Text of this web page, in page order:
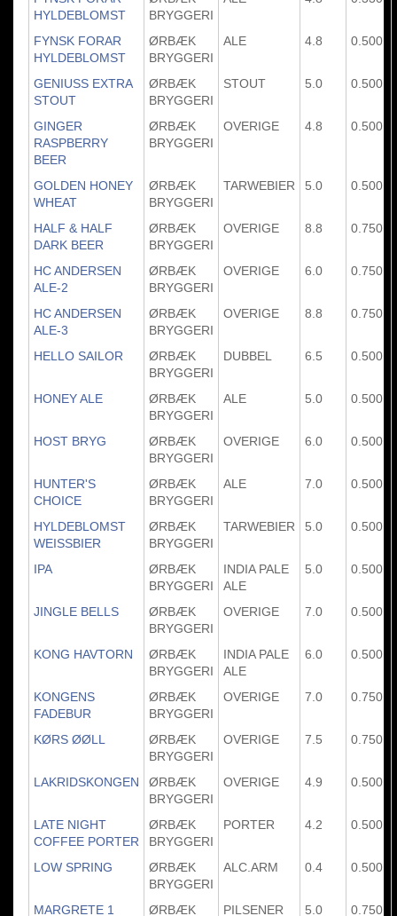
HYLDEBLOMST
BRYGGERI
FYNSK FORAR
HYLDEBLOMST
ØRBÆK
BRYGGERI
ALE 4.8 0.500
GENIUSS EXTRA
STOUT
ØRBÆK
BRYGGERI
STOUT 5.0 0.500
GINGER
RASPBERRY
BEER
ØRBÆK
BRYGGERI
OVERIGE 4.8 0.500
GOLDEN HONEY
WHEAT
ØRBÆK
BRYGGERI
TARWEBIER 5.0 0.500
HALF & HALF
DARK BEER
ØRBÆK
BRYGGERI
OVERIGE 8.8 0.750
HC ANDERSEN
ALE-2
ØRBÆK
BRYGGERI
OVERIGE 6.0 0.750
HC ANDERSEN
ALE-3
ØRBÆK
BRYGGERI
OVERIGE 8.8 0.750
HELLO SAILOR
ØRBÆK
BRYGGERI
DUBBEL 6.5 0.500
HONEY ALE
ØRBÆK
BRYGGERI
ALE 5.0 0.500
HOST BRYG
ØRBÆK
BRYGGERI
OVERIGE 6.0 0.500
HUNTER'S
CHOICE
ØRBÆK
BRYGGERI
ALE 7.0 0.500
HYLDEBLOMST
WEISSBIER
ØRBÆK
BRYGGERI
TARWEBIER 5.0 0.500
IPA
ØRBÆK
BRYGGERI
INDIA PALE
ALE
5.0 0.500
JINGLE BELLS
ØRBÆK
BRYGGERI
OVERIGE 7.0 0.500
KONG HAVTORN
ØRBÆK
BRYGGERI
INDIA PALE
ALE
6.0 0.500
KONGENS
FADEBUR
ØRBÆK
BRYGGERI
OVERIGE 7.0 0.750
KØRS ØØLL
ØRBÆK
BRYGGERI
OVERIGE 7.5 0.750
LAKRIDSKONGEN
ØRBÆK
BRYGGERI
OVERIGE 4.9 0.500
LATE NIGHT
COFFEE PORTER
ØRBÆK
BRYGGERI
PORTER 4.2 0.500
LOW SPRING
ØRBÆK
BRYGGERI
ALC.ARM 0.4 0.500
MARGRETE 1
ØRBÆK
PILSENER 5.0 0.750